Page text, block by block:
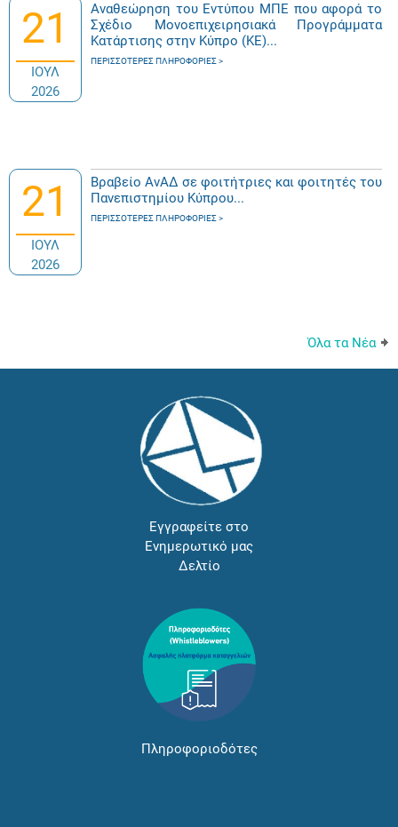
21
ΙΟΥΛ
2026
Αναθεώρηση του Εντύπου ΜΠΕ που αφορά το
Σχέδιο Μονοεπιχειρησιακά Προγράμματα
Κατάρτισης στην Κύπρο (ΚΕ)...
ΠΕΡΙΣΣΌΤΕΡΕΣ ΠΛΗΡΟΦΟΡΊΕΣ
21
ΙΟΥΛ
2026
Βραβείο ΑνΑΔ σε φοιτήτριες και φοιτητές του
Πανεπιστημίου Κύπρου...
ΠΕΡΙΣΣΌΤΕΡΕΣ ΠΛΗΡΟΦΟΡΊΕΣ
Όλα τα Νέα
Εγγραφείτε στο
Ενημερωτικό μας
Δελτίο
Πληροφοριοδότες